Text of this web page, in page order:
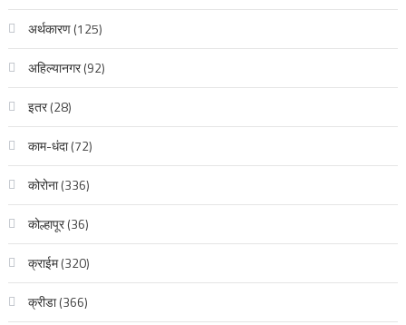
अर्थकारण(125)
अहिल्यानगर(92)
इतर(28)
काम-धंदा(72)
कोरोना(336)
कोल्हापूर(36)
क्राईम(320)
क्रीडा(366)